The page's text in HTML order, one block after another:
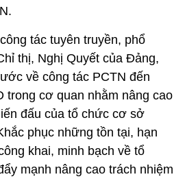
tác tuyên truyền, phổ
thị, Nghị Quyết của Đảng,
về công tác PCTN đến
trong cơ quan nhằm nâng cao
đấu của tổ chức cơ sở
phục những tồn tại, hạn
khai, minh bạch về tổ
mạnh nâng cao trách nhiệm